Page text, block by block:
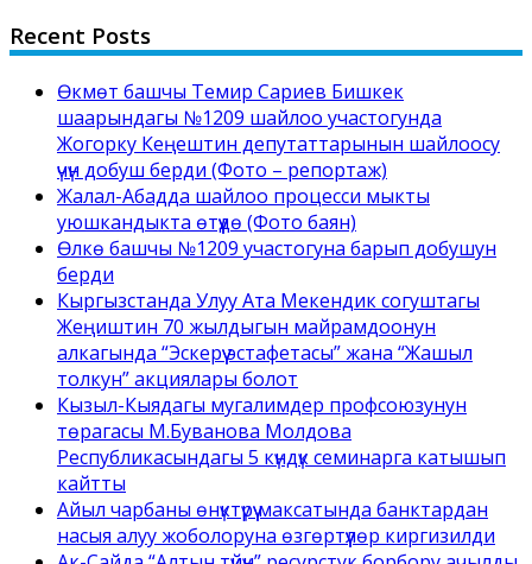
Recent Posts
Өкмөт башчы Темир Сариев Бишкек
шаарындагы №1209 шайлоо участогунда
Жогорку Кеңештин депутаттарынын шайлоосу
үчүн добуш берди (Фото – репортаж)
Жалал-Абадда шайлоо процесси мыкты
уюшкандыкта өтүүдө (Фото баян)
Өлкө башчы №1209 участогуна барып добушун
берди
Кыргызстанда Улуу Ата Мекендик согуштагы
Жеңиштин 70 жылдыгын майрамдоонун
алкагында “Эскерүү эстафетасы” жана “Жашыл
толкун” акциялары болот
Кызыл-Кыядагы мугалимдер профсоюзунун
төрагасы М.Буванова Молдова
Республикасындагы 5 күндүк семинарга катышып
кайтты
Айыл чарбаны өнүктүрүү максатында банктардан
насыя алуу жоболоруна өзгөртүүлөр киргизилди